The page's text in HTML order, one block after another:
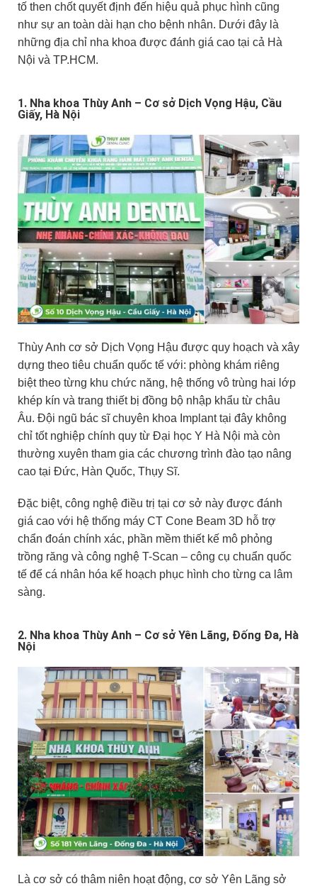
tố then chốt quyết định đến hiệu quả phục hình cũng
như sự an toàn dài hạn cho bệnh nhân. Dưới đây là
những địa chỉ nha khoa được đánh giá cao tại cả Hà
Nội và TP.HCM.
1. Nha khoa Thùy Anh – Cơ sở Dịch Vọng Hậu, Cầu
Giấy, Hà Nội
Thùy Anh cơ sở Dịch Vọng Hậu được quy hoạch và xây
dựng theo tiêu chuẩn quốc tế với: phòng khám riêng
biệt theo từng khu chức năng, hệ thống vô trùng hai lớp
khép kín và trang thiết bị đồng bộ nhập khẩu từ châu
Âu. Đội ngũ bác sĩ chuyên khoa Implant tại đây không
chỉ tốt nghiệp chính quy từ Đại học Y Hà Nội mà còn
thường xuyên tham gia các chương trình đào tạo nâng
cao tại Đức, Hàn Quốc, Thụy Sĩ.
Đặc biệt, công nghệ điều trị tại cơ sở này được đánh
giá cao với hệ thống máy CT Cone Beam 3D hỗ trợ
chẩn đoán chính xác, phần mềm thiết kế mô phỏng
trồng răng và công nghệ T-Scan – công cụ chuẩn quốc
tế để cá nhân hóa kế hoạch phục hình cho từng ca lâm
sàng.
2. Nha khoa Thùy Anh – Cơ sở Yên Lãng, Đống Đa, Hà
Nội
Là cơ sở có thâm niên hoạt động, cơ sở Yên Lãng sở